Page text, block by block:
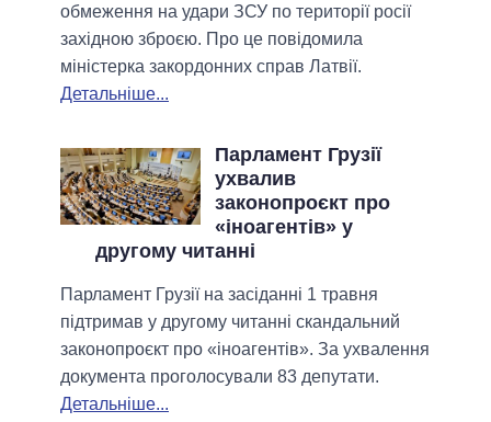
обмеження на удари ЗСУ по території росії
західною зброєю. Про це повідомила
міністерка закордонних справ Латвії.
Детальніше...
Парламент Грузії
ухвалив
законопроєкт про
«іноагентів» у
другому читанні
Парламент Грузії на засіданні 1 травня
підтримав у другому читанні скандальний
законопроєкт про «іноагентів». За ухвалення
документа проголосували 83 депутати.
Детальніше...